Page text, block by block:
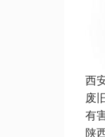
西
废
有
陕